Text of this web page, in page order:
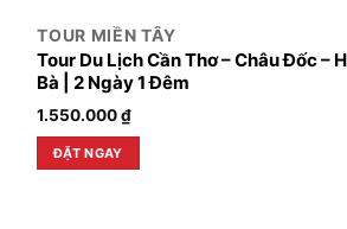
TOUR MIỀN TÂY
Tour Du Lịch Cần Thơ – Châu Đốc –
Bà | 2 Ngày 1 Đêm
1.550.000₫
ĐẶT NGAY